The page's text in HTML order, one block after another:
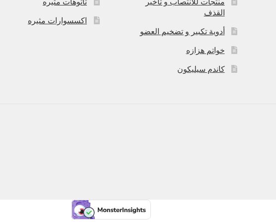
القذف
أدوية تكبير و تضخيم العضو
خواتم هزازه
كاندم سيليكون
اكسسوارات مثيره